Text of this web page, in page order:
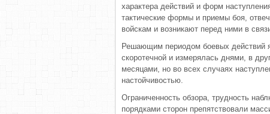
характера действий и форм
тактические формы и приемы боя,
войскам и возникают перед ними в
Решающим периодом боевых действий
скоротечной и измерялась днями, в
месяцами, но во всех случаях
настойчивостью.
Ограниченность обзора, трудность
порядками сторон препятствовали